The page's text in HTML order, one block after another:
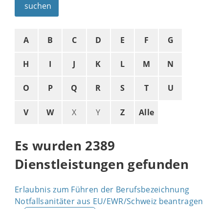
suchen
A B C D E F G
H I J K L M N
O P Q R S T U
V W X Y Z Alle
Es wurden 2389
Dienstleistungen gefunden
Erlaubnis zum Führen der Berufsbezeichnung
Notfallsanitäter aus EU/EWR/Schweiz beantragen